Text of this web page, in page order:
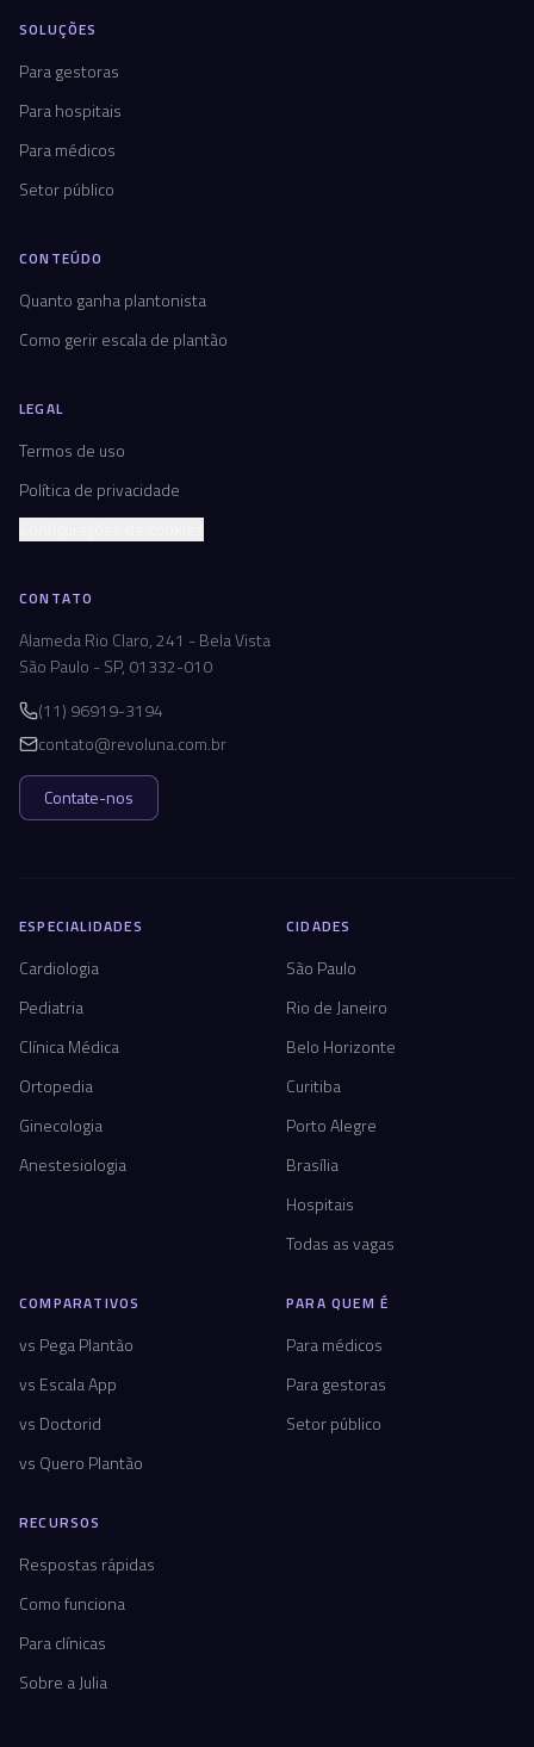
SOLUÇÕES
Para gestoras
Para hospitais
Para médicos
Setor público
CONTEÚDO
Quanto ganha plantonista
Como gerir escala de plantão
LEGAL
Termos de uso
Política de privacidade
CONTATO
Alameda Rio Claro, 241 - Bela Vista
São Paulo - SP, 01332-010
(11) 96919-3194
contato@revoluna.com.br
Contate-nos
ESPECIALIDADES
Cardiologia
Pediatria
Clínica Médica
Ortopedia
Ginecologia
Anestesiologia
CIDADES
São Paulo
Rio de Janeiro
Belo Horizonte
Curitiba
Porto Alegre
Brasília
Hospitais
Todas as vagas
COMPARATIVOS
vs Pega Plantão
vs Escala App
vs Doctorid
vs Quero Plantão
PARA QUEM É
Para médicos
Para gestoras
Setor público
RECURSOS
Respostas rápidas
Como funciona
Para clínicas
Sobre a Julia